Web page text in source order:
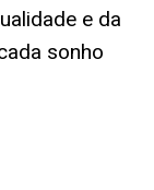
e da
sonho